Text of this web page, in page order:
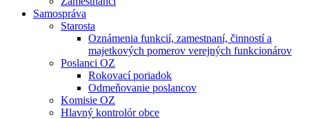
Samospráva
Starosta
Oznámenia funkcií, zamestnaní, činností a
majetkových pomerov verejných funkcionárov
Poslanci OZ
Rokovací poriadok
Odmeňovanie poslancov
Komisie OZ
Hlavný kontrolór obce